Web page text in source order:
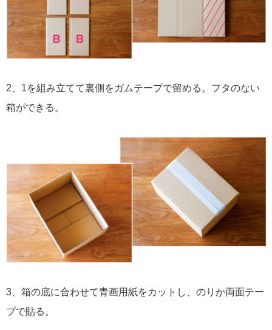
2、1を組み立てて裏側をガムテープで留める。フタのない
箱ができる。
3、箱の底に合わせて青画用紙をカットし、のりか両面テー
プで貼る。